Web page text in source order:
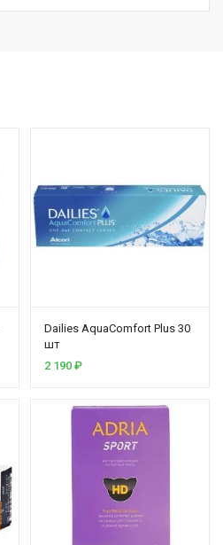
Dailies AquaComfort Plus 30
шт
2 190 ₽